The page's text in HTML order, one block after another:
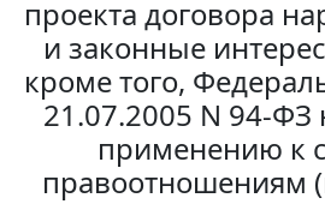
проекта договора
и законные
кроме того,
21.07.2005 N 94-ФЗ
применению к
правоотношениям